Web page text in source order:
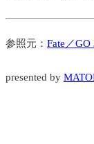
参照元： Fate／GO
presented by